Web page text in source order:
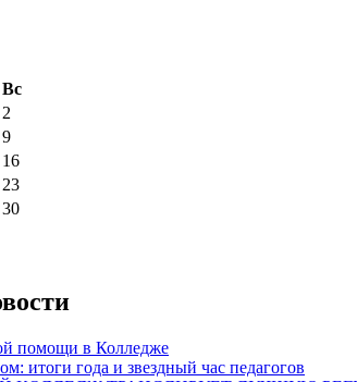
Вс
2
9
16
23
30
помощи в Колледже
итоги года и звездный час педагогов